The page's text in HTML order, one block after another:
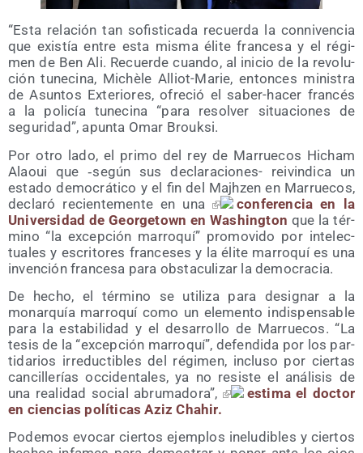
“Esta rela­ción tan sofis­ti­ca­da recuer­da la con­ni­ven­cia
que exis­tía entre esta mis­ma éli­te fran­ce­sa y el régi­
men de Ben Ali. Recuer­de cuan­do, al ini­cio de la revo­lu­
ción tune­ci­na, Michè­le Alliot-Marie, enton­ces minis­tra
de Asun­tos Exte­rio­res, ofre­ció el saber-hacer fran­cés
a la poli­cía tune­ci­na “para resol­ver situa­cio­nes de
segu­ri­dad”, apun­ta Omar Brouksi.
Por otro lado, el pri­mo del rey de Marrue­cos Hicham
Alaoui que ‑según sus decla­ra­cio­nes- rei­vin­di­ca un
esta­do demo­crá­ti­co y el fin del Majh­zen en Marrue­cos,
decla­ró recien­te­men­te en una
con­fe­ren­cia en la
Uni­ver­si­dad de Geor­ge­town en Washing­ton que la tér­
mino “la excep­ción marro­quí” pro­mo­vi­do por inte­lec­
tua­les y escri­to­res fran­ce­ses y la éli­te marro­quí es una
inven­ción fran­ce­sa para obs­ta­cu­li­zar la democracia.
De hecho, el tér­mino se uti­li­za para desig­nar a la
monar­quía marro­quí como un ele­men­to indis­pen­sa­ble
para la esta­bi­li­dad y el desa­rro­llo de Marrue­cos. “La
tesis de la “excep­ción marro­quí”, defen­di­da por los par­
ti­da­rios irre­duc­ti­bles del régi­men, inclu­so por cier­tas
can­ci­lle­rías occi­den­ta­les, ya no resis­te el aná­li­sis de
una reali­dad social abru­ma­do­ra”,
esti­ma el doc­tor
en cien­cias polí­ti­cas Aziz Chahir.
Pode­mos evo­car cier­tos ejem­plos inelu­di­bles y cier­tos